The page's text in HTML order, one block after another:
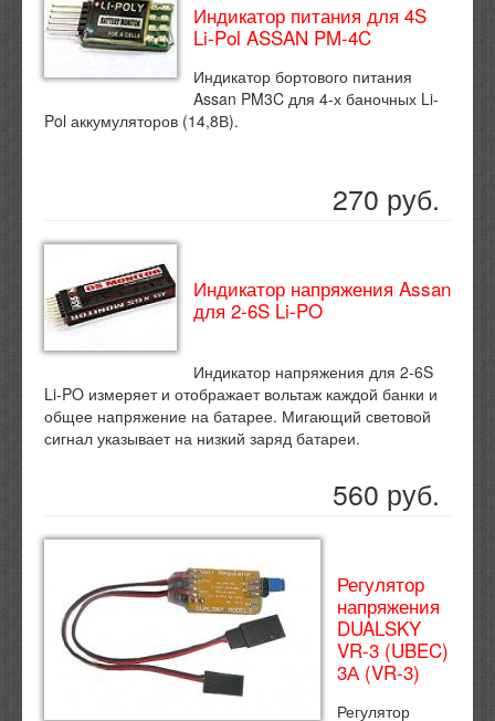
Индикатор питания для 4S
Li-Pol ASSAN PM-4C
Индикатор бортового питания
Assan PM3C для 4-х баночных Li-
Pol аккумуляторов (14,8В).
270 руб.
Индикатор напряжения Assan
для 2-6S Li-PO
Индикатор напряжения для 2-6S
Li-PO измеряет и отображает вольтаж каждой банки и
общее напряжение на батарее. Мигающий световой
сигнал указывает на низкий заряд батареи.
560 руб.
Регулятор
напряжения
DUALSKY
VR-3 (UBEC)
3А (VR-3)
Регулятор